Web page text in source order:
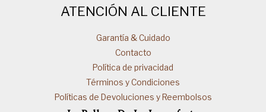
ATENCIÓN AL CLIENTE
Garantía & Cuidado
Contacto
Política de privacidad
Términos y Condiciones
Políticas de Devoluciones y Reembolsos